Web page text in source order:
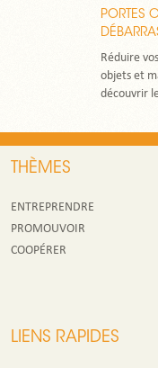
PORTES
Réduire
objets et
découvrir
THÈMES
ENTREPRENDRE
PROMOUVOIR
COOPÉRER
LIENS RAPIDES